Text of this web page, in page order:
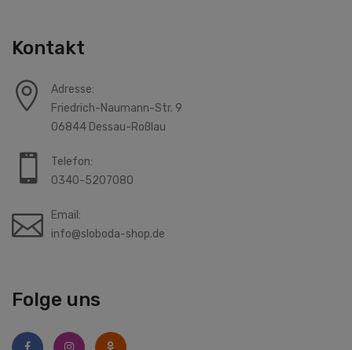
Folge uns
Kontakt
Adresse:
Friedrich-Naumann-Str. 9
06844 Dessau-Roßlau
Telefon:
0340-5207080
Email:
info@sloboda-shop.de